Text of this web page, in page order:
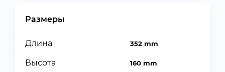
Размеры
Длина 352 mm
Высота 160 mm